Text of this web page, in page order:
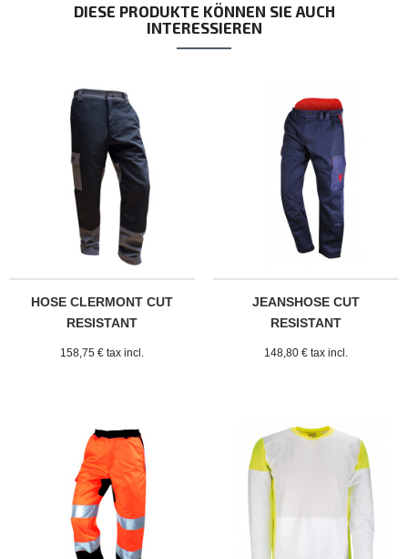
DIESE PRODUKTE KÖNNEN SIE AUCH
INTERESSIEREN
HOSE CLERMONT CUT
RESISTANT
158,75 € tax incl.
JEANSHOSE CUT
RESISTANT
148,80 € tax incl.